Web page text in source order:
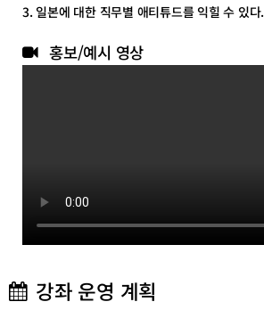
3. 일본에 대한 직무별 애티튜드를 익힐 수 있다.
홍보/예시 영상
강좌 운영 계획